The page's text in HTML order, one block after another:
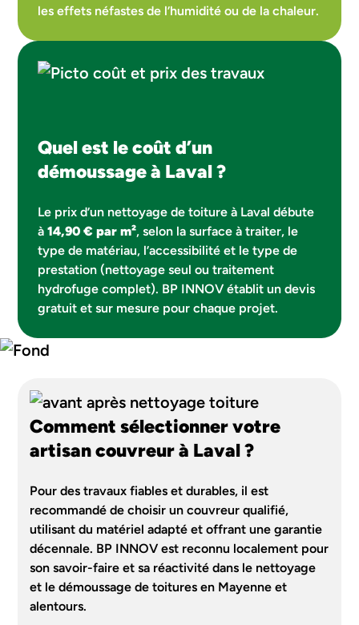
les effets néfastes de l’humidité ou de la chaleur.
Quel est le coût d’un
démoussage à Laval ?
Le prix d’un nettoyage de toiture à Laval débute
à14,90 € par m², selon la surface à traiter, le
type de matériau, l’accessibilité et le type de
prestation (nettoyage seul ou traitement
hydrofuge complet). BP INNOV établit un devis
gratuit et sur mesure pour chaque projet.
Comment sélectionner votre
artisan couvreur à Laval ?
Pour des travaux fiables et durables, il est
recommandé de choisir un couvreur qualifié,
utilisant du matériel adapté et offrant une garantie
décennale. BP INNOV est reconnu localement pour
son savoir-faire et sa réactivité dans le nettoyage
et le démoussage de toitures en Mayenne et
alentours.